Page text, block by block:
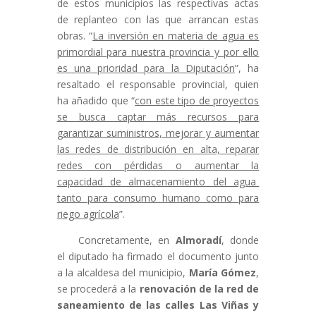
de estos municipios las respectivas actas
de replanteo con las que arrancan estas
obras. “La inversión en materia de agua es
primordial para nuestra provincia y por ello
es una prioridad para la Diputación”, ha
resaltado el responsable provincial, quien
ha añadido que “con este tipo de proyectos
se busca captar más recursos para
garantizar suministros, mejorar y aumentar
las redes de distribución en alta, reparar
redes con pérdidas o aumentar la
capacidad de almacenamiento del agua
tanto para consumo humano como para
riego agrícola”.
Concretamente, en Almoradí, donde
el diputado ha firmado el documento junto
a la alcaldesa del municipio, María Gómez,
se procederá a la renovación de la red de
saneamiento de las calles Las Viñas y